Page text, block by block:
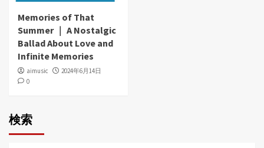
Memories of That
Summer ｜ A Nostalgic
Ballad About Love and
Infinite Memories
aimusic
2024年6月14日
0
検索